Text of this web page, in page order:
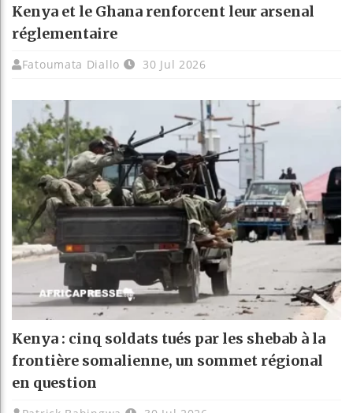
Kenya et le Ghana renforcent leur arsenal
réglementaire
Fatoumata Diallo 30 Jul 2026
Kenya : cinq soldats tués par les shebab à la
frontière somalienne, un sommet régional
en question